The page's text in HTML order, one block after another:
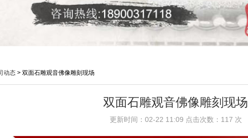
动态 > 双面石雕观音佛像雕刻现场
双面石雕观音佛像雕刻现场
更新时间：02-22 11:09 点击次数：117 次